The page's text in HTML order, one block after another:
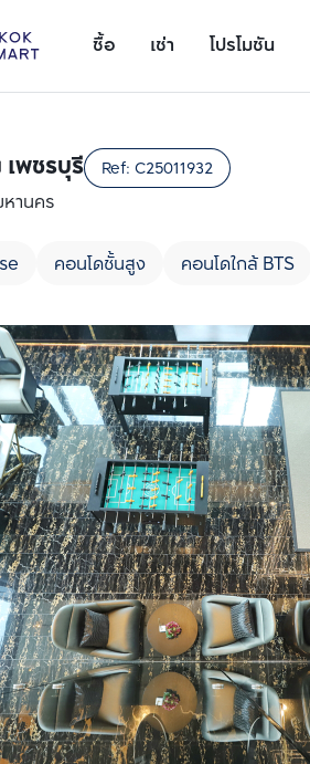
ซื้อ เช่า โปรโมชัน
พชรบุรี Ref: C25011932
านคร
คอนโดชั้นสูง คอนโดใกล้ BTS
มยูนิตเปรียบเทียบ
รายการที่ 1